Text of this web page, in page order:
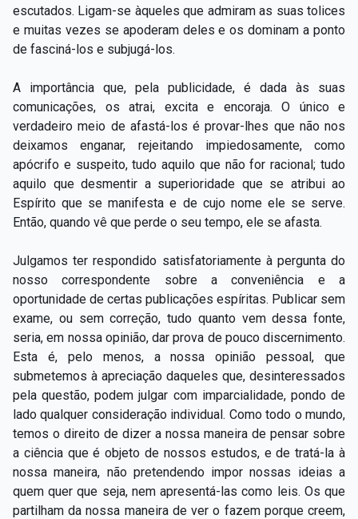
escutados. Ligam-se àqueles que admiram as suas tolices
e muitas vezes se apoderam deles e os dominam a ponto
de fasciná-los e subjugá-los.
A importância que, pela publicidade, é dada às suas
comunicações, os atrai, excita e encoraja. O único e
verdadeiro meio de afastá-los é provar-lhes que não nos
deixamos enganar, rejeitando impiedosamente, como
apócrifo e suspeito, tudo aquilo que não for racional; tudo
aquilo que desmentir a superioridade que se atribui ao
Espírito que se manifesta e de cujo nome ele se serve.
Então, quando vê que perde o seu tempo, ele se afasta.
Julgamos ter respondido satisfatoriamente à pergunta do
nosso correspondente sobre a conveniência e a
oportunidade de certas publicações espíritas. Publicar sem
exame, ou sem correção, tudo quanto vem dessa fonte,
seria, em nossa opinião, dar prova de pouco discernimento.
Esta é, pelo menos, a nossa opinião pessoal, que
submetemos à apreciação daqueles que, desinteressados
pela questão, podem julgar com imparcialidade, pondo de
lado qualquer consideração individual. Como todo o mundo,
temos o direito de dizer a nossa maneira de pensar sobre
a ciência que é objeto de nossos estudos, e de tratá-la à
nossa maneira, não pretendendo impor nossas ideias a
quem quer que seja, nem apresentá-las como leis. Os que
partilham da nossa maneira de ver o fazem porque creem,